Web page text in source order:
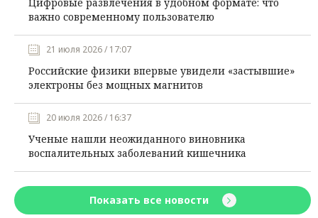
важно современному пользователю
21 июля 2026 / 17:07
Российские физики впервые увидели «застывшие»
электроны без мощных магнитов
20 июля 2026 / 16:37
Ученые нашли неожиданного виновника
воспалительных заболеваний кишечника
Показать все новости